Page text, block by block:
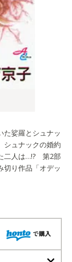
た娑羅とシュナッ
シュナックの婚約
二人は…!? 第2部
切り作品「オデッ